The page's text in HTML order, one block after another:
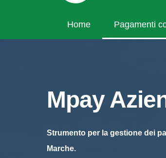
Home Pagamenti
Mpay
Strumento per la gestione dei
Marche.